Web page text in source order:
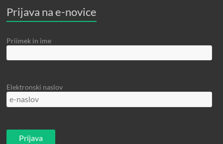
Prijava na e-novice
Priimek in ime
Elektronski naslov